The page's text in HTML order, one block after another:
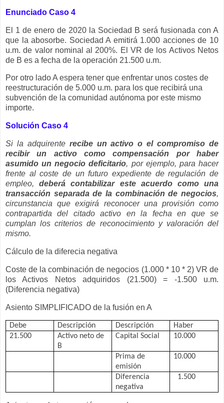
Enunciado Caso 4
El 1 de enero de 2020 la Sociedad B será fusionada con A
que la abosorbe. Sociedad A emitirá 1.000 acciones de 10
u.m. de valor nominal al 200%. El VR de los Activos Netos
de B es a fecha de la operación 21.500 u.m.
Por otro lado A espera tener que enfrentar unos costes de
reestructuración de 5.000 u.m. para los que recibirá una
subvención de la comunidad autónoma por este mismo
importe.
Solución Caso 4
Si la adquirente recibe un activo o el compromiso de
recibir un activo como compensación por haber
asumido un negocio deficitario, por ejemplo, para hacer
frente al coste de un futuro expediente de regulación de
empleo,deberá contabilizar este acuerdo como una
transacción separada de la combinación de negocios,
circunstancia que exigirá reconocer una provisión como
contrapartida del citado activo en la fecha en que se
cumplan los criterios de reconocimiento y valoración del
mismo.
Cálculo de la diferecia negativa
Coste de la combinación de negocios (1.000 * 10 * 2) VR de
los Activos Netos adquiridos (21.500) = -1.500 u.m.
(Diferencia negativa)
Asiento SIMPLIFICADO de la fusión en A
Debe Descripción Descripción
Haber
21.500
Activo neto de
B
Capital Social 10.000
Prima de
emisión
10.000
Diferencia
negativa
1.500